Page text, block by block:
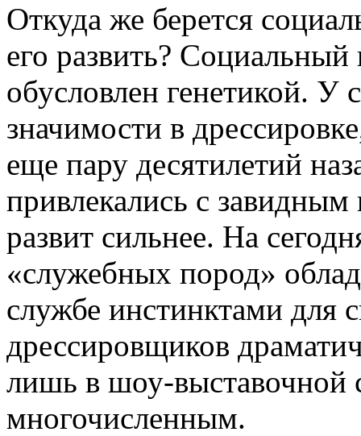
Откуда же берется
его развить?
обусловлен генетикой. У
значимости в
еще пару десятилетий
привлекались с
развит сильнее. На
«служебных пород»
службе инстинктами для
дрессировщиков
лишь в шоу-выставочной
многочисленным.